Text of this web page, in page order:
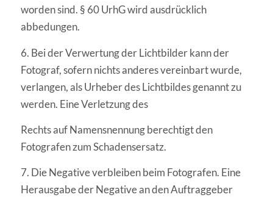
worden sind. § 60 UrhG wird ausdrücklich
abbedungen.
6. Bei der Verwertung der Lichtbilder kann der
Fotograf, sofern nichts anderes vereinbart wurde,
verlangen, als Urheber des Lichtbildes genannt zu
werden. Eine Verletzung des
Rechts auf Namensnennung berechtigt den
Fotografen zum Schadensersatz.
7. Die Negative verbleiben beim Fotografen. Eine
Herausgabe der Negative an den Auftraggeber